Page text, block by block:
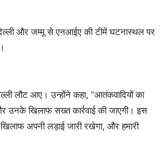
और जम्मू से एनआईए की टीमें घटनास्थल पर
लौट आए। उन्होंने कहा, “आतंकवादियों का
उनके खिलाफ सख्त कार्रवाई की जाएगी। इस
अपनी लड़ाई जारी रखेगा, और हमारी